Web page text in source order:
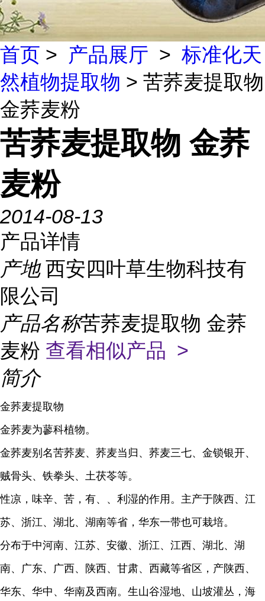
首页 > 产品展厅 > 标准化天
然植物提取物 > 苦荞麦提取物
金荞麦粉
苦荞麦提取物 金荞
麦粉
2014-08-13
产品详情
产地 西安四叶草生物科技有
限公司
产品名称苦荞麦提取物 金荞
麦粉 查看相似产品 >
简介
金荞麦提取物
金荞麦为蓼科植物。
金荞麦别名苦荞麦、荞麦当归 、 荞麦三七、金锁银开、
贼骨头、 铁拳头、 土茯苓等。
性凉，味辛、苦，有、、利湿的作用。主产于陕西、 江
苏、 浙江、 湖北、 湖南等省， 华东一带也可栽培。
分布于中河南、江苏、安徽、浙江、江西、湖北、湖
南、广东、广西、陕西、甘肃、 西藏等省区，产陕西、
华东、华中、华南及西南。生山谷湿地、山坡灌丛，海